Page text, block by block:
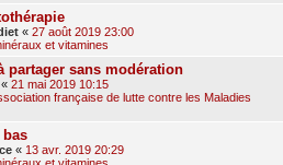
« 27 août 2019 23:00
et vitamines
partager sans modération
« 21 mai 2019 10:15
française de lutte contre les Maladies
« 13 avr. 2019 20:29
et vitamines